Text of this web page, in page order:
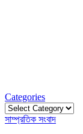
Categories
Categories
সাম্প্রতিক সংবাদ